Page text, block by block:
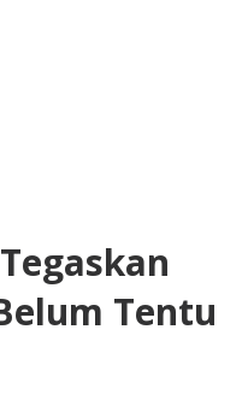
Tentu